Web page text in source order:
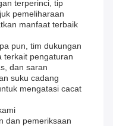
terperinci, tip
pemeliharaan
manfaat terbaik
pun, tim dukungan
terkait pengaturan
dan saran
suku cadang
mengatasi cacat
dan pemeriksaan